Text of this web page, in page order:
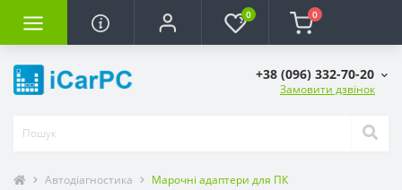
0 0
+38 (096) 332-70-20
Замовити дзвінок
Автодіагностика Марочні адаптери для ПК